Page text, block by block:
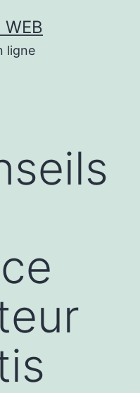
WEB
ligne